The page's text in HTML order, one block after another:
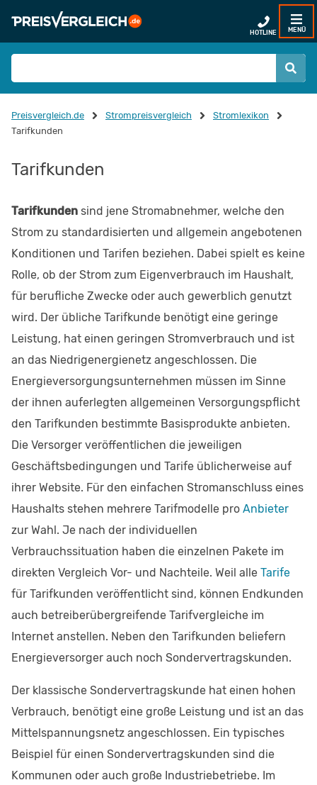
HOTLINE MENÜ
Preisvergleich.de Strompreisvergleich
Stromlexikon
Tarifkunden
Tarifkunden
Tarifkunden sind jene Stromabnehmer, welche den
Strom zu standardisierten und allgemein angebotenen
Konditionen und Tarifen beziehen. Dabei spielt es keine
Rolle, ob der Strom zum Eigenverbrauch im Haushalt,
für berufliche Zwecke oder auch gewerblich genutzt
wird. Der übliche Tarifkunde benötigt eine geringe
Leistung, hat einen geringen Stromverbrauch und ist
an das Niedrigenergienetz angeschlossen. Die
Energieversorgungsunternehmen müssen im Sinne
der ihnen auferlegten allgemeinen Versorgungspflicht
den Tarifkunden bestimmte Basisprodukte anbieten.
Die Versorger veröffentlichen die jeweiligen
Geschäftsbedingungen und Tarife üblicherweise auf
ihrer Website. Für den einfachen Stromanschluss eines
Haushalts stehen mehrere Tarifmodelle pro Anbieter
zur Wahl. Je nach der individuellen
Verbrauchssituation haben die einzelnen Pakete im
direkten Vergleich Vor- und Nachteile. Weil alle Tarife
für Tarifkunden veröffentlicht sind, können Endkunden
auch betreiberübergreifende Tarifvergleiche im
Internet anstellen. Neben den Tarifkunden beliefern
Energieversorger auch noch Sondervertragskunden.
Der klassische Sondervertragskunde hat einen hohen
Verbrauch, benötigt eine große Leistung und ist an das
Mittelspannungsnetz angeschlossen. Ein typisches
Beispiel für einen Sondervertragskunden sind die
Kommunen oder auch große Industriebetriebe. Im